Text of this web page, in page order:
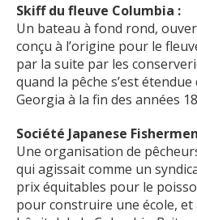
Skiff du fleuve Columbia :
Un bateau à fond rond,
conçu à l’origine pour le
par la suite par les
quand la pêche s’est
Georgia à la fin des années
Société Japanese
Une organisation de
qui agissait comme un
prix équitables pour le
pour construire une école,